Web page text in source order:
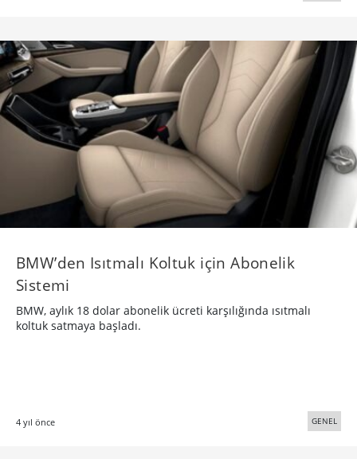
BMW’den Isıtmalı Koltuk için Abonelik
Sistemi
BMW, aylık 18 dolar abonelik ücreti karşılığında ısıtmalı
koltuk satmaya başladı.
4 yıl önce GENEL